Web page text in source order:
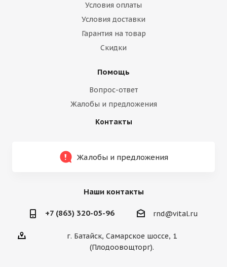
Условия оплаты
Условия доставки
Гарантия на товар
Скидки
Помощь
Вопрос-ответ
Жалобы и предложения
Контакты
Жалобы и предложения
Наши контакты
+7 (863) 320-05-96 rnd@vital.ru
г. Батайск, Самарское шоссе, 1
(Плодоовощторг).